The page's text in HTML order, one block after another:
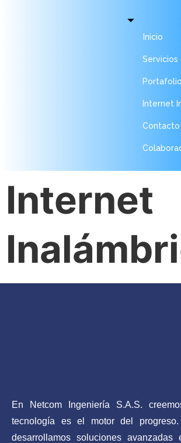
Inicio
Servicios
Portafolio
Internet
Contacto
Internet
En Netcom Ingeniería S.A.S.
tecnología es el motor del
desarrollamos soluciones avanzadas